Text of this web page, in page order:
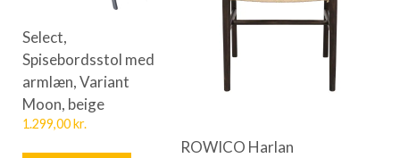
Select,
Spisebordsstol med
armlæn, Variant
Moon, beige
1.299,00kr.
ROWICO Harlan